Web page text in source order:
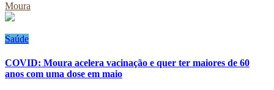
Moura
Saúde
COVID: Moura acelera vacinação e quer ter maiores de 60
anos com uma dose em maio